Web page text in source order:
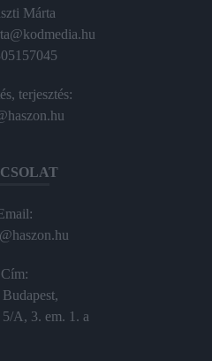
Márta
terjesztés:
Cím:
Budapest,
A, 3. em. 1. a